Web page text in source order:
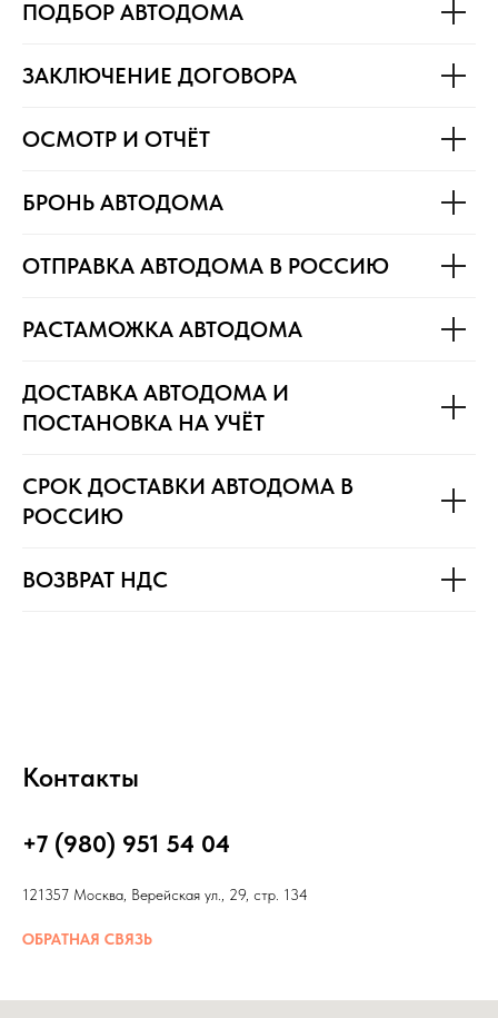
ПОДБОР АВТОДОМА
ЗАКЛЮЧЕНИЕ ДОГОВОРА
ОСМОТР И ОТЧЁТ
БРОНЬ АВТОДОМА
ОТПРАВКА АВТОДОМА В РОССИЮ
РАСТАМОЖКА АВТОДОМА
ДОСТАВКА АВТОДОМА И
ПОСТАНОВКА НА УЧЁТ
СРОК ДОСТАВКИ АВТОДОМА В
РОССИЮ
ВОЗВРАТ НДС
Контакты
+7 (980) 951 54 04
121357 Москва, Верейская ул., 29, стр. 134
ОБРАТНАЯ СВЯЗЬ